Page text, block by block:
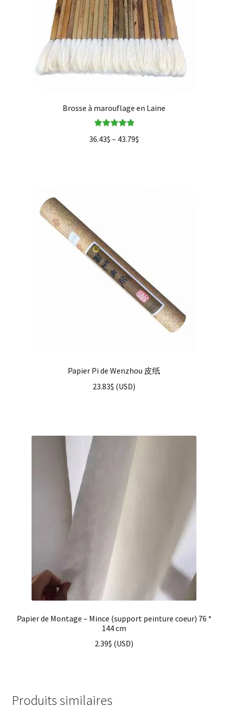
Brosse à marouflage en Laine
36.43$ – 43.79$
Papier Pi de Wenzhou 皮纸
23.83$ (USD)
Papier de Montage – Mince (support peinture coeur) 76 *
144 cm
2.39$ (USD)
Produits similaires